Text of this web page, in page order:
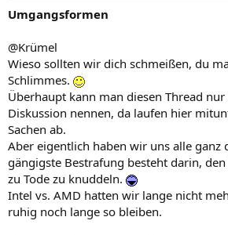
Umgangsformen
@Krümel
Wieso sollten wir dich schmeißen, du
Schlimmes.
Überhaupt kann man diesen Thread
Diskussion nennen, da laufen hier
Sachen ab.
Aber eigentlich haben wir uns alle ganz
gängigste Bestrafung besteht darin,
zu Tode zu knuddeln.
Intel vs. AMD hatten wir lange nicht
ruhig noch lange so bleiben.